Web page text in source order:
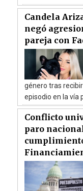
Candela
negó
pareja con
género tras
episodio en la vía
Conflicto
paro